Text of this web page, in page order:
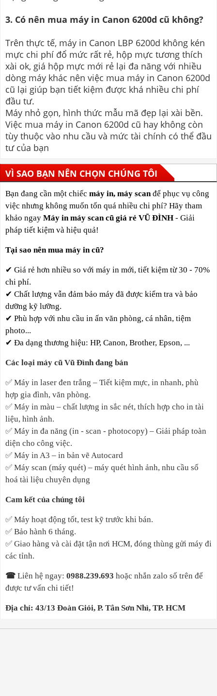
3. Có nên mua máy in Canon 6200d cũ không?
Trên thực tế, máy in Canon LBP 6200d không kén
mực chi phí đổ mức rất rẻ, hộp mực tương thích
xài ok, giá hộp mực mới rẻ lại đa năng với nhiều
dòng máy khác nên việc mua máy in Canon 6200d
cũ lại giúp bạn tiết kiệm được khá nhiều chi phí
đầu tư.
Máy nhỏ gọn, hình thức mẫu mã đẹp lại xài bền.
Việc mua máy in Canon 6200d cũ hay không còn
tùy thuộc vào nhu cầu và mức tài chính có thể đầu
tư của bạn
VÌ SAO BẠN NÊN CHỌN CHÚNG TÔI
Bạn đang cần một chiếc máy in, máy scan để phục vụ công
việc nhưng không muốn tốn quá nhiều chi phí? Hãy tham
khảo ngay Máy in máy scan cũ giá rẻ VŨ ĐÌNH - Giải
pháp tiết kiệm và hiệu quả!
Tại sao nên mua máy in cũ?
✔ Giá rẻ hơn nhiều so với máy in mới, tiết kiệm từ 30 - 70%
chi phí.
✔ Chất lượng vẫn đảm bảo máy đã được kiểm tra và bảo
dưỡng kỹ lưỡng.
✔ Phù hợp với nhu cầu in ấn văn phòng, cá nhân, tiệm
photo...
✔ Đa dạng thương hiệu: HP, Canon, Brother, Epson, ...
Các loại máy cũ Vũ Đình đang bán
✅ Máy in laser đen trắng – Tiết kiệm mực, in nhanh, phù
hợp gia đình, văn phòng.
✅ Máy in màu – chất lượng in sắc nét, thích hợp cho in tài
liệu, hình ảnh.
✅ Máy in đa năng (in - scan - photocopy) – Giải pháp toàn
diện cho công việc.
✅ Máy in A3 – in bản vẽ Autocard
✅ Máy scan (máy quét) – máy quét hình ảnh, nhu cầu số
hoá tài liệu chuyên dụng
Cam kết của chúng tôi
✅ Máy hoạt động tốt, test kỹ trước khi bán.
✅ Bảo hành 6 tháng.
✅ Giao hàng và cài đặt tận nơi HCM, đóng thùng gửi máy đi
các tỉnh.
☎ Liên hệ ngay: 0988.239.693 hoặc nhắn zalo số trên để
được tư vấn chi tiết!
Địa chỉ: 43/13 Đoàn Giỏi, P. Tân Sơn Nhì, TP. HCM